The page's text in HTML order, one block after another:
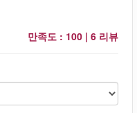
만족도 : 100 | 6 리뷰